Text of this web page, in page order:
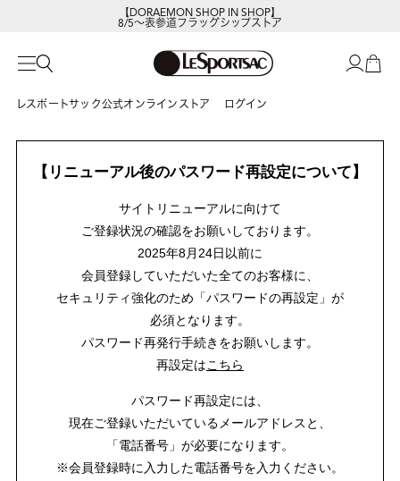
【DORAEMON SHOP IN SHOP】
8/5～表参道フラッグシップストア
レスポートサック公式オンラインストア ログイン
【リニューアル後のパスワード再設定について】
サイトリニューアルに向けて
ご登録状況の確認をお願いしております。
2025年8月24日以前に
会員登録していただいた全てのお客様に、
セキュリティ強化のため「パスワードの再設定」が
必須となります。
パスワード再発行手続きをお願いします。
再設定はこちら
パスワード再設定には、
現在ご登録いただいているメールアドレスと、
「電話番号」が必要になります。
※会員登録時に入力した電話番号を入力ください。